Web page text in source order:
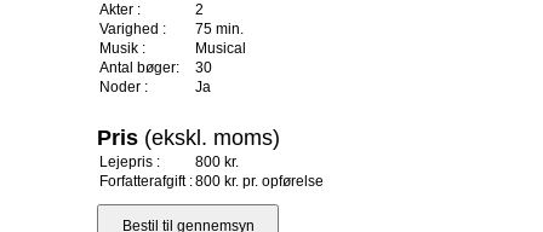
Akter :
2
Varighed :
75 min.
Musik :
Musical
Antal bøger:
30
Noder :
Ja
Pris (ekskl. moms)
Lejepris :
800 kr.
Forfatterafgift :800 kr. pr. opførelse